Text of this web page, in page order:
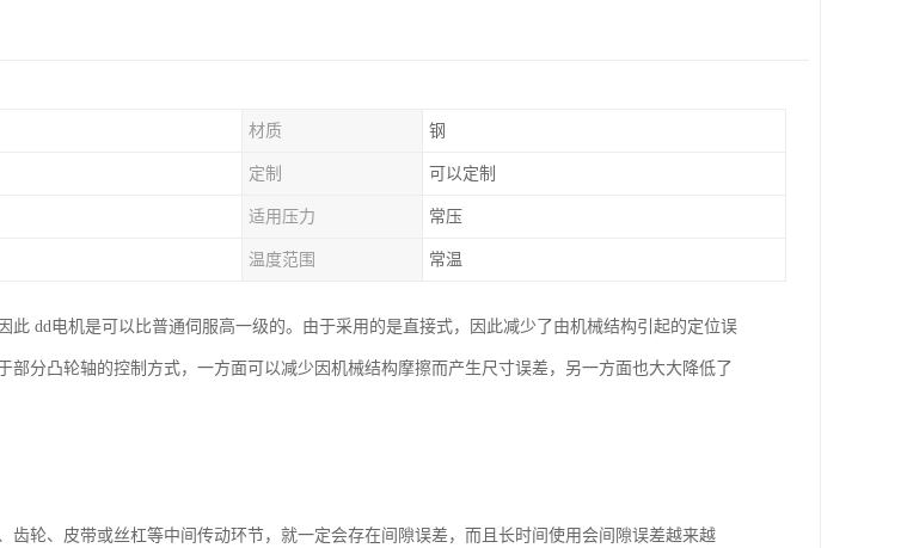
材质 钢
定制 可以定制
适用压力 常压
温度范围 常温
此 dd电机是可以比普通伺服高一级的。由于采用的是直接式，因此减少了由机械结构引起的定位误
部分凸轮轴的控制方式，一方面可以减少因机械结构摩擦而产生尺寸误差，另一方面也大大降低了
齿轮、皮带或丝杠等中间传动环节，就一定会存在间隙误差，而且长时间使用会间隙误差越来越